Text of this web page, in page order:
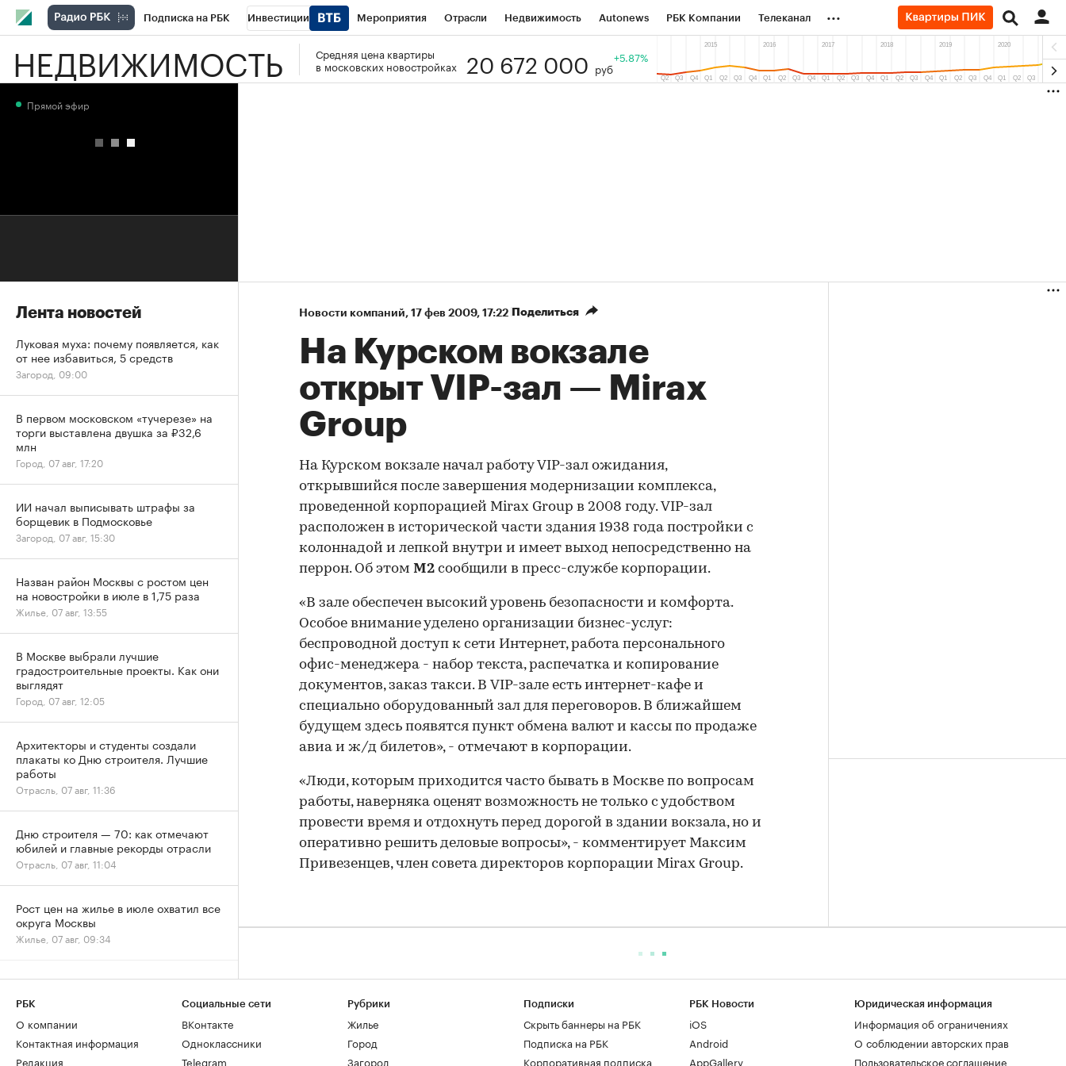
Подписка на РБК Инвестиции Мероприятия Отрасли Недвижимость Autonews РБК Компании Телеканал
РБК Вино Спорт Школа управления РБК РБК Образование Тренды
...
НЕДВИЖИМОСТЬ
Средняя цена квартиры
в московских новостройках
20 672 000 руб
+5.87%
Новости компаний⁠, 17 фев 2009, 17:22 Поделиться
На Курском вокзале
открыт VIP-зал — Mirax
Group
На Курском вокзале начал работу VIP-зал ожидания,
открывшийся после завершения модернизации комплекса,
проведенной корпорацией Mirax Group в 2008 году. VIP-зал
расположен в исторической части здания 1938 года постройки с
колоннадой и лепкой внутри и имеет выход непосредственно на
перрон. Об этом М2 сообщили в пресс-службе корпорации.
«В зале обеспечен высокий уровень безопасности и комфорта.
Особое внимание уделено организации бизнес-услуг:
беспроводной доступ к сети Интернет, работа персонального
офис-менеджера - набор текста, распечатка и копирование
документов, заказ такси. В VIP-зале есть интернет-кафе и
специально оборудованный зал для переговоров. В ближайшем
будущем здесь появятся пункт обмена валют и кассы по продаже
авиа и ж/д билетов», - отмечают в корпорации.
«Люди, которым приходится часто бывать в Москве по вопросам
работы, наверняка оценят возможность не только с удобством
провести время и отдохнуть перед дорогой в здании вокзала, но и
оперативно решить деловые вопросы», - комментирует Максим
Привезенцев, член совета директоров корпорации Mirax Group.
Прямой эфир
Лента новостей
Луковая муха: почему появляется, как
от нее избавиться, 5 средств
Загород, 09:00
В первом московском «тучерезе» на
торги выставлена двушка за ₽32,6
млн
Город, 07 авг, 17:20
ИИ начал выписывать штрафы за
борщевик в Подмосковье
Загород, 07 авг, 15:30
Назван район Москвы с ростом цен
на новостройки в июле в 1,75 раза
Жилье, 07 авг, 13:55
В Москве выбрали лучшие
градостроительные проекты. Как они
выглядят
Город, 07 авг, 12:05
Архитекторы и студенты создали
плакаты ко Дню строителя. Лучшие
работы
Отрасль, 07 авг, 11:36
Дню строителя — 70: как отмечают
юбилей и главные рекорды отрасли
Отрасль, 07 авг, 11:04
Рост цен на жилье в июле охватил все
округа Москвы
Жилье, 07 авг, 09:34
Эксперты объяснили, почему жилье
для студентов надо было искать
«вчера»
Недвижимость, 07 авг, 09:03
РБК
О компании
Контактная информация
Редакция
Социальные сети
ВКонтакте
Одноклассники
Telegram
Рубрики
Жилье
Город
Загород
Подписки
Скрыть баннеры на РБК
Подписка на РБК
Корпоративная подписка
РБК Новости
iOS
Android
AppGallery
Юридическая информация
Информация об ограничениях
О соблюдении авторских прав
Пользовательское соглашение